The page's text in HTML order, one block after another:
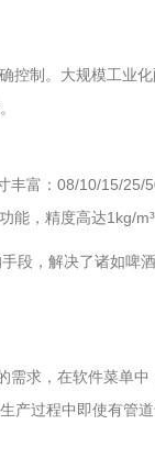
制。大规模工业
富：08/10/15/
，精度高达1kg/m³
，解决了诸如啤
求，在软件菜单
过程中即使有管